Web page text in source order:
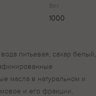
Вес
1000
питьевая, сахар белый,
масла в натуральном и
и его фракции,